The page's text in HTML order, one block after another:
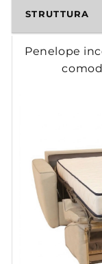
STRUTTURA
Penelope